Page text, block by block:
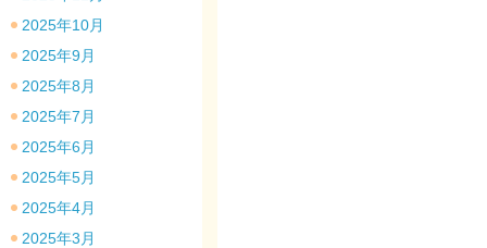
2025年10月
2025年9月
2025年8月
2025年7月
2025年6月
2025年5月
2025年4月
2025年3月